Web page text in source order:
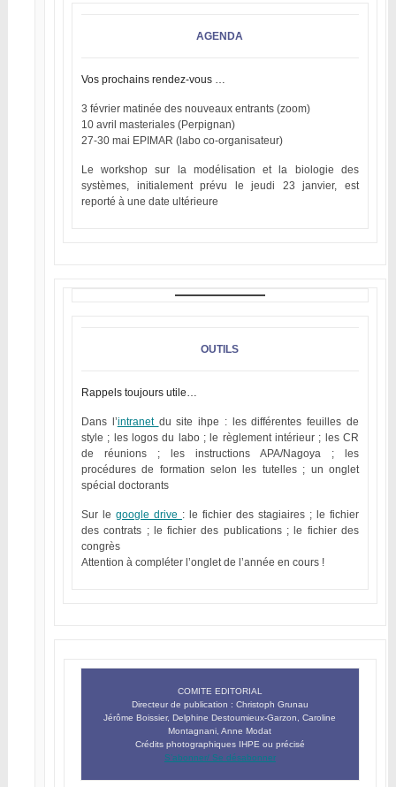
AGENDA
Vos prochains rendez-vous …
3 février matinée des nouveaux entrants (zoom)
10 avril masteriales (Perpignan)
27-30 mai EPIMAR (labo co-organisateur)
Le workshop sur la modélisation et la biologie des
systèmes, initialement prévu lejeudi 23 janvier, est
reporté à une date ultérieure
OUTILS
Rappels toujours utile…
Dans l’intranet du site ihpe : les différentes feuilles de
style ; les logos du labo ; le règlement intérieur ; les CR
de réunions ; les instructions APA/Nagoya ; les
procédures de formation selon les tutelles ; un onglet
spécial doctorants
Sur le google drive : le fichier des stagiaires ; le fichier
des contrats ; le fichier des publications ; le fichier des
congrès
Attention à compléter l’onglet de l’année en cours !
COMITE EDITORIAL
Directeur de publication : Christoph Grunau
Jérôme Boissier, Delphine Destoumieux-Garzon, Caroline
Montagnani, Anne Modat
Crédits photographiques IHPE ou précisé
S’abonner/ Se désabonner